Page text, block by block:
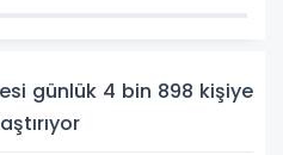
günlük 4 bin 898 kişiye